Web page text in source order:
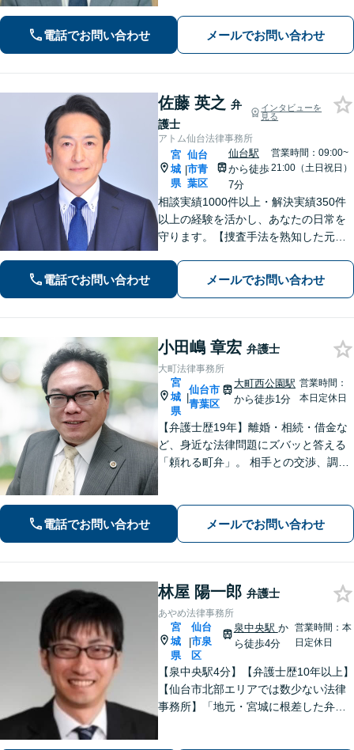
日でも早く取り除き、穏やかな日常を
取り戻せるよう尽力いたします。【完
全個室・防音】【プライバシー配慮】
電話でお問い合わせ メールでお問い合わせ
佐藤 英之 弁
護士
インタビューを
見る
アトム仙台法律事務所
宮
城
県
|
仙台
市青
葉区
仙台駅
から徒歩
7分
営業時間：09:00~
21:00（土日祝日）
相談実績1000件以上・解決実績350件
以上の経験を活かし、あなたの日常を
守ります。【捜査手法を熟知した元警
電話でお問い合わせ メールでお問い合わせ
小田嶋 章宏 弁護士
大町法律事務所
宮
城
県
|
仙台市
青葉区
大町西公園駅
から徒歩1分
営業時間：
本日定休日
【弁護士歴19年】離婚・相続・借金な
ど、身近な法律問題にズバッと答える
「頼れる町弁」。 相手との交渉、調
談料30分1,100円】【大町西公園駅1
分】【夜間・休日対応可能】
電話でお問い合わせ メールでお問い合わせ
林屋 陽一郎 弁護士
あやめ法律事務所
宮
城
県
|
仙台
市泉
区
泉中央駅 か
ら徒歩4分
営業時間：本
日定休日
【泉中央駅4分】【弁護士歴10年以上】
【仙台市北部エリアでは数少ない法律
事務所】「地元・宮城に根差した弁護